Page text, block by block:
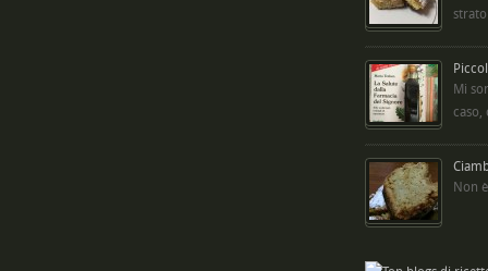
Mi
caso,
Non